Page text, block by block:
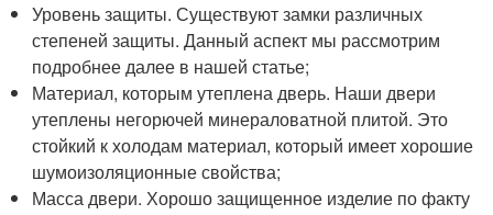
Уровень защиты. Существуют замки различных
степеней защиты. Данный аспект мы рассмотрим
подробнее далее в нашей статье;
Материал, которым утеплена дверь. Наши двери
утеплены негорючей минераловатной плитой. Это
стойкий к холодам материал, который имеет хорошие
шумоизоляционные свойства;
Масса двери. Хорошо защищенное изделие по факту